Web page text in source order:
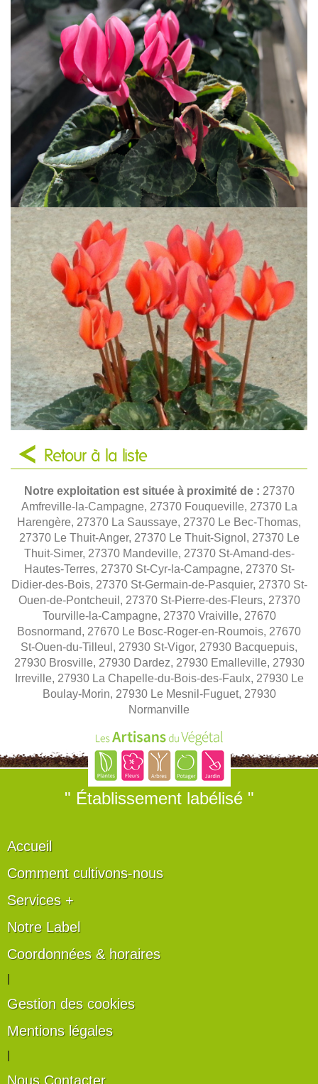
Retour à la liste
Notre exploitation est située à proximité de : 27370
Amfreville-la-Campagne, 27370 Fouqueville, 27370 La
Harengère, 27370 La Saussaye, 27370 Le Bec-Thomas,
27370 Le Thuit-Anger, 27370 Le Thuit-Signol, 27370 Le
Thuit-Simer, 27370 Mandeville, 27370 St-Amand-des-
Hautes-Terres, 27370 St-Cyr-la-Campagne, 27370 St-
Didier-des-Bois, 27370 St-Germain-de-Pasquier, 27370 St-
Ouen-de-Pontcheuil, 27370 St-Pierre-des-Fleurs, 27370
Tourville-la-Campagne, 27370 Vraiville, 27670
Bosnormand, 27670 Le Bosc-Roger-en-Roumois, 27670
St-Ouen-du-Tilleul, 27930 St-Vigor, 27930 Bacquepuis,
27930 Brosville, 27930 Dardez, 27930 Emalleville, 27930
Irreville, 27930 La Chapelle-du-Bois-des-Faulx, 27930 Le
Boulay-Morin, 27930 Le Mesnil-Fuguet, 27930
Normanville
" Établissement labélisé "
Accueil
Comment cultivons-nous
Services +
Notre Label
Coordonnées & horaires
Gestion des cookies
Mentions légales
Nous Contacter